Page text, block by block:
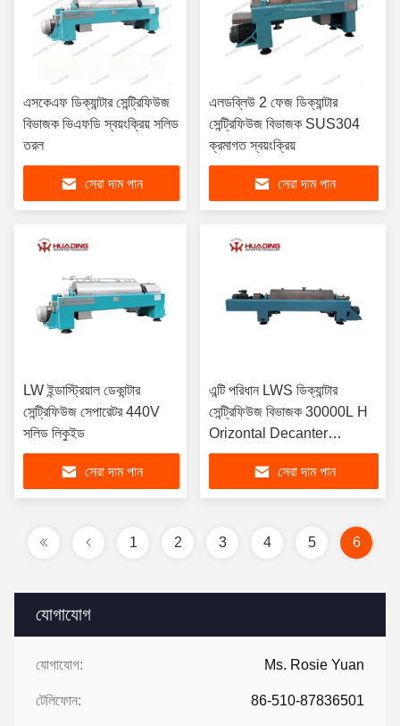
যোগাযোগ
যোগাযোগ: Ms. Rosie Yuan
টেলিফোন: 86-510-87836501
এসকেএফ ডিক্যান্টার সেন্ট্রিফিউজ
বিভাজক ভিএফডি স্বয়ংক্রিয় সলিড
তরল
সেরা দাম পান
এলডব্লিউ 2 ফেজ ডিক্যান্টার
সেন্ট্রিফিউজ বিভাজক SUS304
ক্রমাগত স্বয়ংক্রিয়
সেরা দাম পান
LW ইন্ডাস্ট্রিয়াল ডেকান্টার
সেন্ট্রিফিউজ সেপারেটর 440V
সলিড লিকুইড
সেরা দাম পান
এন্টি পরিধান LWS ডিক্যান্টার
সেন্ট্রিফিউজ বিভাজক 30000L H
Orizontal Decanter
Centrifuge
সেরা দাম পান
1 2 3 4 5 6